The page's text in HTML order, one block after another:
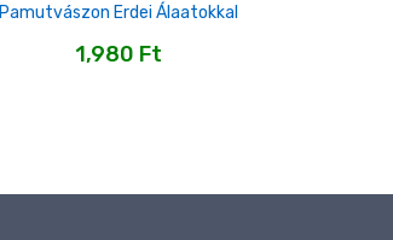
Pamutvászon Erdei Álaatokkal
1,980 Ft